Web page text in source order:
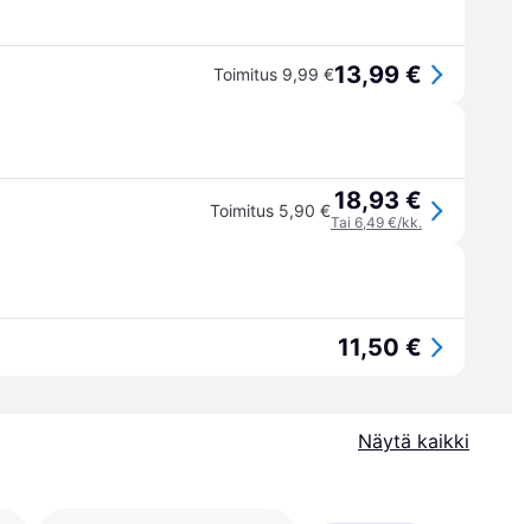
Toimitus 9,99 €13,99 €
Toimitus 5,90 € 18,93 €
Tai 6,49 €/kk.
11,50 €
Näytä kaikki